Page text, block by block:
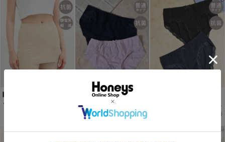
Ｙラインカバーぺチパンツ
￥780 税込